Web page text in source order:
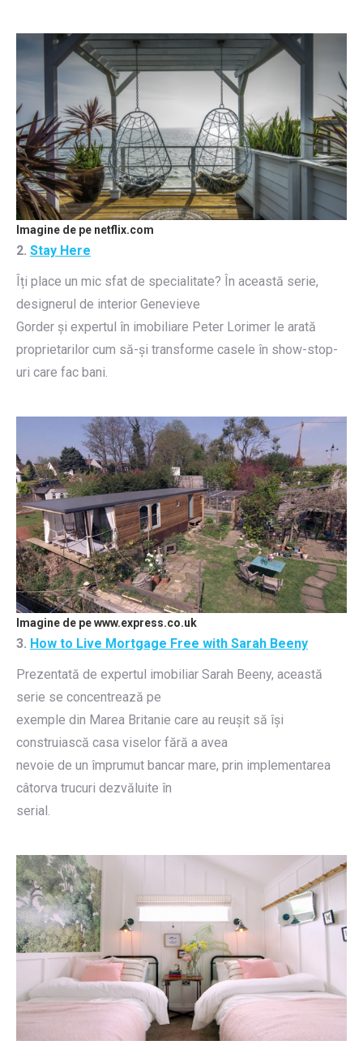
Imagine de pe netflix.com
2. Stay Here
Îți place un mic sfat de specialitate? În această serie,
designerul de interior Genevieve
Gorder și expertul în imobiliare Peter Lorimer le arată
proprietarilor cum să-și transforme casele în show-stop-
uri care fac bani.
Imagine de pe www.express.co.uk
3. How to Live Mortgage Free with Sarah Beeny
Prezentată de expertul imobiliar Sarah Beeny, această
serie se concentrează pe
exemple din Marea Britanie care au reușit să își
construiască casa viselor fără a avea
nevoie de un împrumut bancar mare, prin implementarea
câtorva trucuri dezvăluite în
serial.